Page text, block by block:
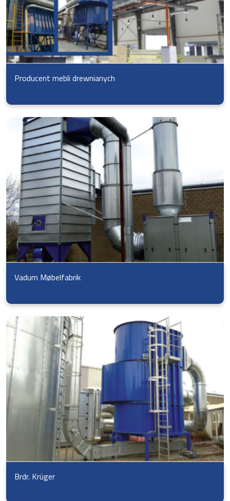
Producent mebli drewnianych
Vadum Møbelfabrik
Brdr. Krüger